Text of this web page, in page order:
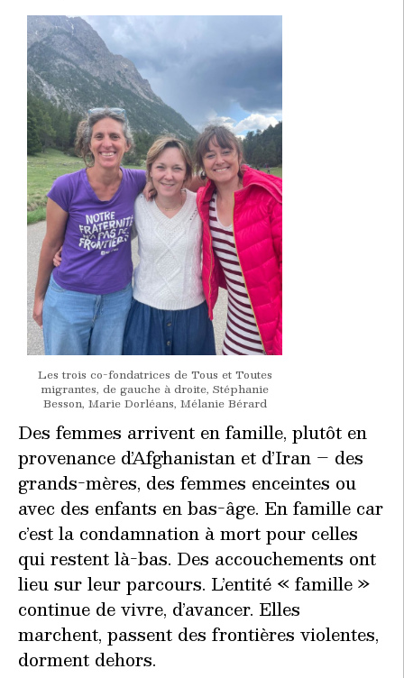
Les trois co-fondatrices de Tous et Toutes
migrantes, de gauche à droite, Stéphanie
Besson, Marie Dorléans, Mélanie Bérard
Des femmes arrivent en famille, plutôt en
provenance d’Afghanistan et d’Iran – des
grands-mères, des femmes enceintes ou
avec des enfants en bas-âge. En famille car
c’est la condamnation à mort pour celles
qui restent là-bas. Des accouchements ont
lieu sur leur parcours. L’entité « famille »
continue de vivre, d’avancer. Elles
marchent, passent des frontières violentes,
dorment dehors.